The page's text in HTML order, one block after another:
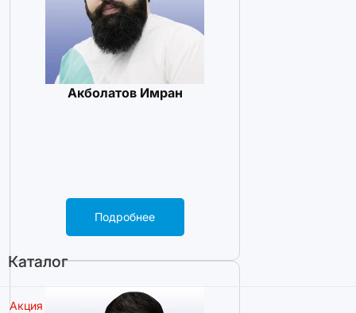
Каталог
Акция
Акболатов Имран
Подробнее